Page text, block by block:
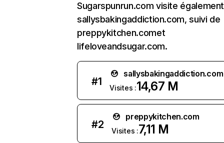
Sugarspunrun.com visite également
sallysbakingaddiction.com, suivi de
preppykitchen.comet
lifeloveandsugar.com.
#1
sallysbakingaddiction.com
Visites :14,67 M
#2
preppykitchen.com
Visites :7,11 M